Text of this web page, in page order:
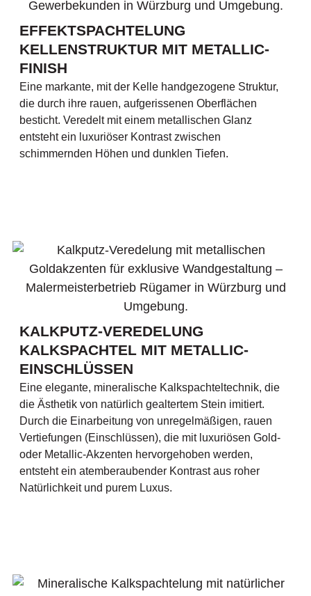
EFFEKTSPACHTELUNG
KELLENSTRUKTUR MIT METALLIC-
FINISH
Eine markante, mit der Kelle handgezogene Struktur,
die durch ihre rauen, aufgerissenen Oberflächen
besticht. Veredelt mit einem metallischen Glanz
entsteht ein luxuriöser Kontrast zwischen
schimmernden Höhen und dunklen Tiefen.
KALKPUTZ-VEREDELUNG
KALKSPACHTEL MIT METALLIC-
EINSCHLÜSSEN
Eine elegante, mineralische Kalkspachteltechnik, die
die Ästhetik von natürlich gealtertem Stein imitiert.
Durch die Einarbeitung von unregelmäßigen, rauen
Vertiefungen (Einschlüssen), die mit luxuriösen Gold-
oder Metallic-Akzenten hervorgehoben werden,
entsteht ein atemberaubender Kontrast aus roher
Natürlichkeit und purem Luxus.